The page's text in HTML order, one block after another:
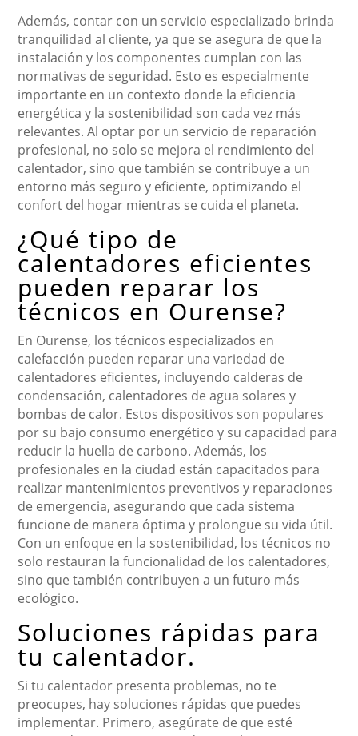
Además, contar con un servicio especializado brinda
tranquilidad al cliente, ya que se asegura de que la
instalación y los componentes cumplan con las
normativas de seguridad. Esto es especialmente
importante en un contexto donde la eficiencia
energética y la sostenibilidad son cada vez más
relevantes. Al optar por un servicio de reparación
profesional, no solo se mejora el rendimiento del
calentador, sino que también se contribuye a un
entorno más seguro y eficiente, optimizando el
confort del hogar mientras se cuida el planeta.
¿Qué tipo de
calentadores eficientes
pueden reparar los
técnicos en Ourense?
En Ourense, los técnicos especializados en
calefacción pueden reparar una variedad de
calentadores eficientes, incluyendo calderas de
condensación, calentadores de agua solares y
bombas de calor. Estos dispositivos son populares
por su bajo consumo energético y su capacidad para
reducir la huella de carbono. Además, los
profesionales en la ciudad están capacitados para
realizar mantenimientos preventivos y reparaciones
de emergencia, asegurando que cada sistema
funcione de manera óptima y prolongue su vida útil.
Con un enfoque en la sostenibilidad, los técnicos no
solo restauran la funcionalidad de los calentadores,
sino que también contribuyen a un futuro más
ecológico.
Soluciones rápidas para
tu calentador.
Si tu calentador presenta problemas, no te
preocupes, hay soluciones rápidas que puedes
implementar. Primero, asegúrate de que esté